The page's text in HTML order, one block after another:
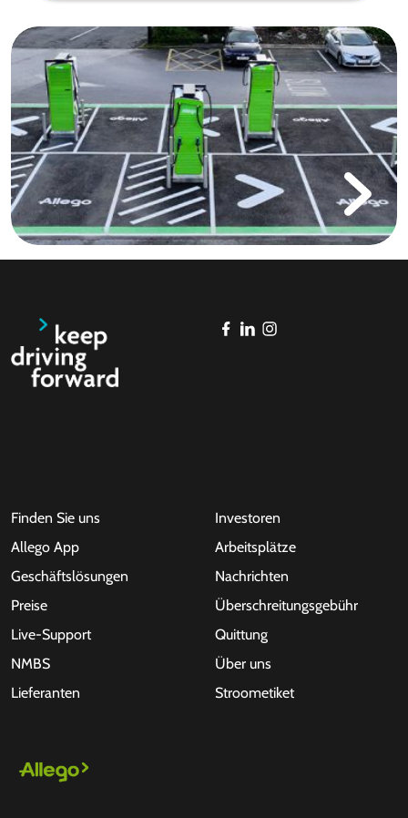
Finden Sie uns
Allego App
Geschäftslösungen
Preise
Live-Support
NMBS
Lieferanten
Investoren
Arbeitsplätze
Nachrichten
Überschreitungsgebühr
Quittung
Über uns
Stroometiket